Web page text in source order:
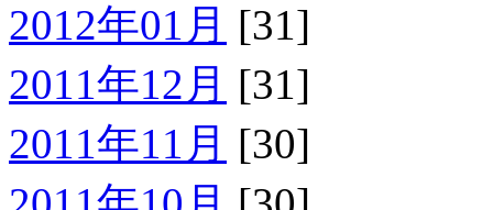
2012年01月 [31]
2011年12月 [31]
2011年11月 [30]